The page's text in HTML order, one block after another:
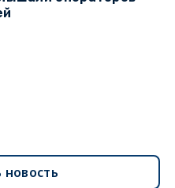
новость